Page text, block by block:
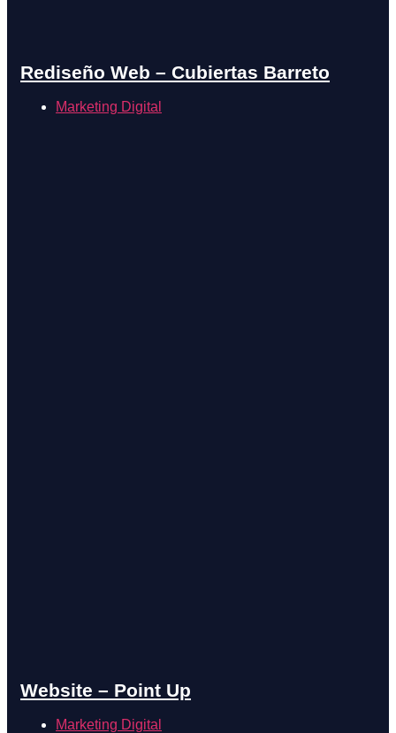
Rediseño Web – Cubiertas Barreto
Marketing Digital
Website – Point Up
Marketing Digital